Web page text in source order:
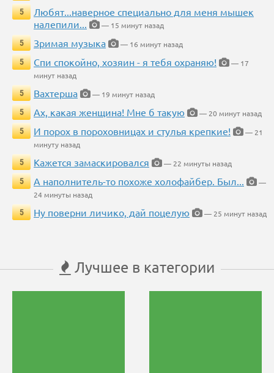
5
Любят...наверное специально для меня мышек
налепили...
— 15 минут назад
5
Зримая музыка
— 16 минут назад
5
Спи спокойно, хозяин - я тебя охраняю!
— 17
минут назад
5
Вахтерша
— 19 минут назад
5
Ах, какая женщина! Мне б такую
— 20 минут назад
5
И порох в пороховницах и стулья крепкие!
— 21
минуту назад
5
Кажется замаскировался
— 22 минуты назад
5
А наполнитель-то похоже холофайбер. Был...
—
24 минуты назад
5
Ну поверни личико, дай поцелую — 25 минут назад
Лучшее в категории